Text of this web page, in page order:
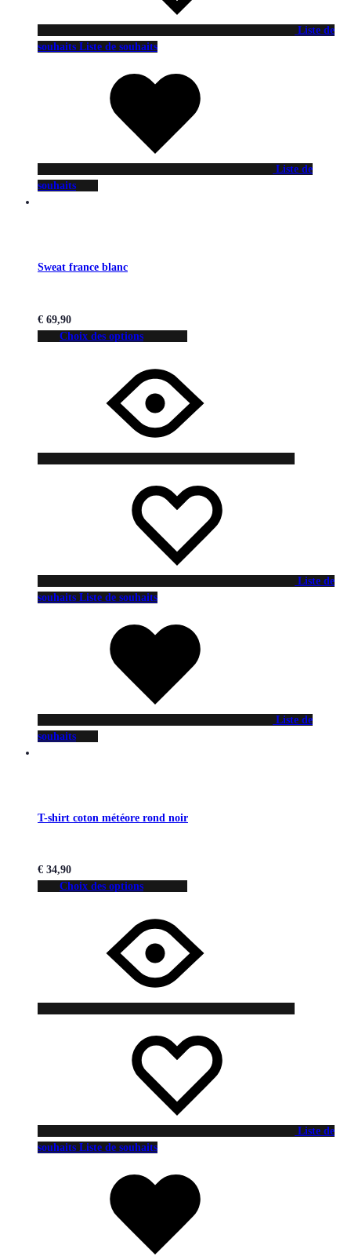
Liste de
souhaits Liste de souhaits
Liste de
souhaits
Sweat france blanc
€ 69,90
Choix des options
Liste de
souhaits Liste de souhaits
Liste de
souhaits
T-shirt coton météore rond noir
€ 34,90
Choix des options
Liste de
souhaits Liste de souhaits